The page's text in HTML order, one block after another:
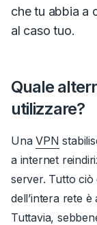
che tu abbia a
al caso tuo.
Quale
utilizzare?
UnaVPN
a internet
server. Tutto ciò
dell’intera rete è
Tuttavia,